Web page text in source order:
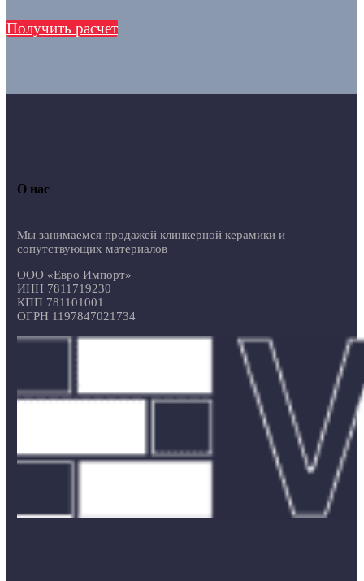
Получить расчет
О нас
Мы занимаемся продажей клинкерной керамики и
сопутствующих материалов
ООО «Евро Импорт»
ИНН 7811719230
КПП 781101001
ОГРН 1197847021734